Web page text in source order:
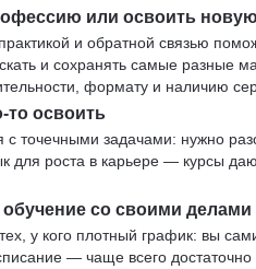
или освоить
и обратной связью
и сохранять самые разные
формату и наличию
то освоить
точечными задачами: нужно
для роста в карьере — курсы
со своими делами
у кого плотный график: вы сами
— чаще всего